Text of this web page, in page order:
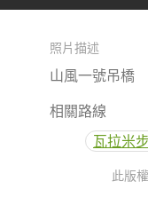
照片描述
山風一號吊橋
相關路線
瓦拉米
此版